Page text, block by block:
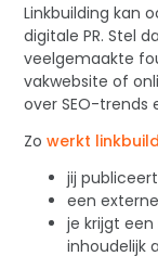
Linkbuilding kan
digitale PR. Stel
veelgemaakte
vakwebsite of
over SEO-trends
Zowerkt
jij
een
je krijgt
inhoudelijk